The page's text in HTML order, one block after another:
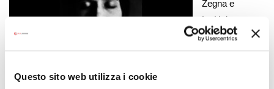
Questo sito web utilizza i cookie
Zegna e
La Huit